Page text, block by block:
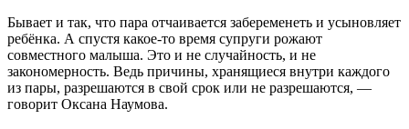
Бывает и так, что пара отчаивается забеременеть и усыновляет
ребёнка. А спустя какое-то время супруги рожают
совместного малыша. Это и не случайность, и не
закономерность. Ведь причины, хранящиеся внутри каждого
из пары, разрешаются в свой срок или не разрешаются, —
говорит Оксана Наумова.